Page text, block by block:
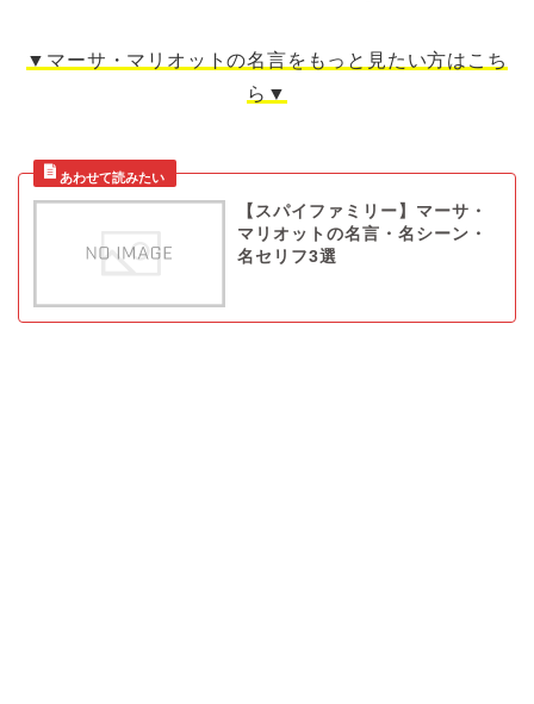
▼マーサ・マリオットの名言をもっと見たい方はこち
ら▼
【スパイファミリー】マーサ・
マリオットの名言・名シーン・
名セリフ3選